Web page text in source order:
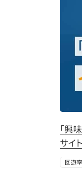
「興
サイ
回遊